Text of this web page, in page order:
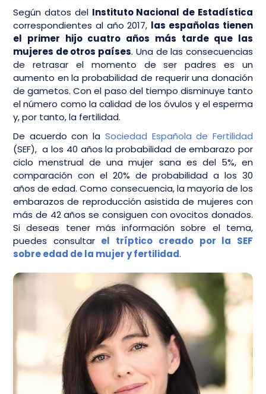
Según datos del Instituto Nacional de Estadística
correspondientes al año 2017, las españolas tienen
el primer hijo cuatro años más tarde que las
mujeres de otros países. Una de las consecuencias
de retrasar el momento de ser padres es un
aumento en la probabilidad de requerir una donación
de gametos. Con el paso del tiempo disminuye tanto
el número como la calidad de los óvulos y el esperma
y, por tanto, la fertilidad.
De acuerdo con la Sociedad Española de Fertilidad
(SEF), a los 40 años la probabilidad de embarazo por
ciclo menstrual de una mujer sana es del 5%, en
comparación con el 20% de probabilidad a los 30
años de edad. Como consecuencia, la mayoría de los
embarazos de reproducción asistida de mujeres con
más de 42 años se consiguen con ovocitos donados.
Si deseas tener más información sobre el tema,
puedes consultar el tríptico creado por la SEF
sobre edad de la mujer y fertilidad.